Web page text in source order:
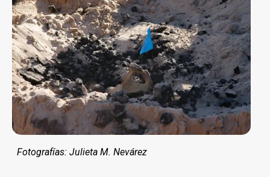
Fotografías: Julieta M. Nevárez